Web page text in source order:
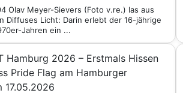
Olav Meyer-Sievers (Foto v.re.) las aus
Diffuses Licht: Darin erlebt der 16-jährige
Jahren ein ...